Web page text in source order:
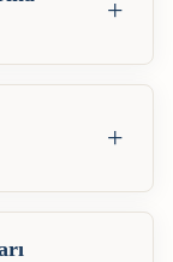
+
+